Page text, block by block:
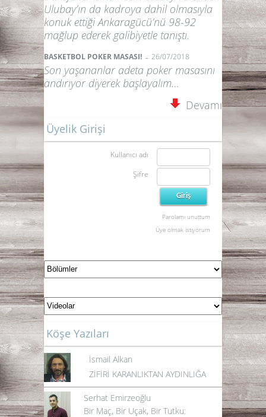
Ulubay’ın da kadroya dahil olmasıyla
konuk ettiği Ankaragücü’nü 98-92
mağlup ederek galibiyetle tanıştı.
BASKETBOL POKER MASASI! - 26/07/2018
Son yaşananlar adeta poker masasını
andırıyor diyerek başlayalım…
Devamı
Üyelik Girişi
Kullanıcı adı
Şifre
Parolamı unuttum
Üye olmak istiyorum
Köşe Yazıları
İsmail Alkan
ZİFİRİ KARANLIKTAN AYDINLIĞA
Serhat Emirzeoğlu
Bir Maç, Bir Uçak, Bir Tutku: